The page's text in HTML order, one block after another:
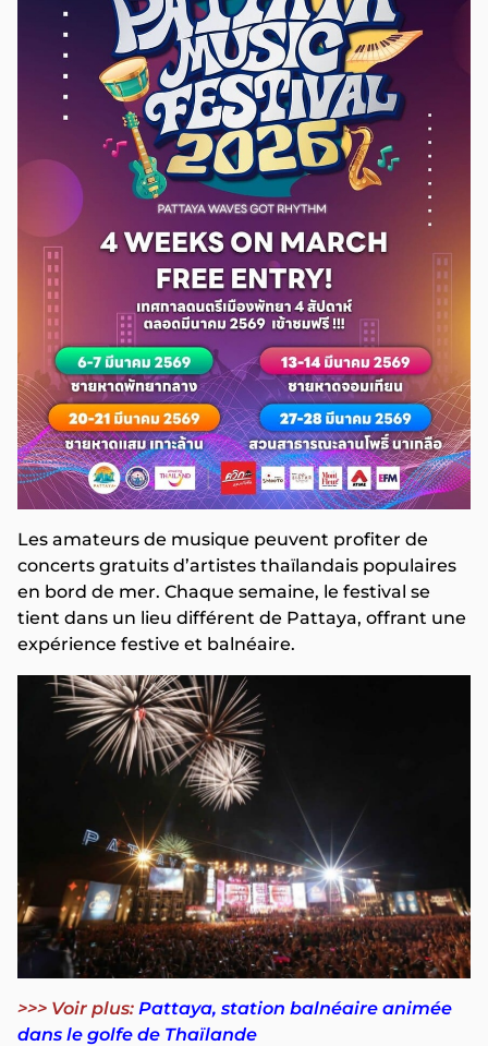
Les amateurs de musique peuvent profiter de
concerts gratuits d’artistes thaïlandais populaires
en bord de mer. Chaque semaine, le festival se
tient dans un lieu différent de Pattaya, offrant une
expérience festive et balnéaire.
>>> Voir plus: Pattaya, station balnéaire animée
dans le golfe de Thaïlande